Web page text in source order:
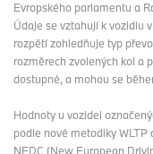
Evropského parlamentu a
Údaje se vztahují k vozidlu
rozpětí zohledňuje typ
rozměrech zvolených kol a
dostupné, a mohou se
Hodnoty u vozidel
podle nové metodiky
NEDC (New European